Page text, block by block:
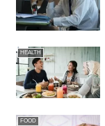
HEALTH
FOOD